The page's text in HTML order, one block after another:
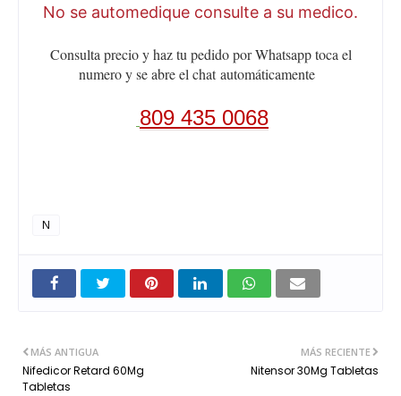
No se automedique consulte a su medico.
Consulta precio y haz tu pedido por Whatsapp toca el
numero y se abre el chatautomáticamente
809 435 0068
N
MÁS RECIENTE
Nitensor 30Mg Tabletas
MÁS ANTIGUA
Nifedicor Retard 60Mg
Tabletas